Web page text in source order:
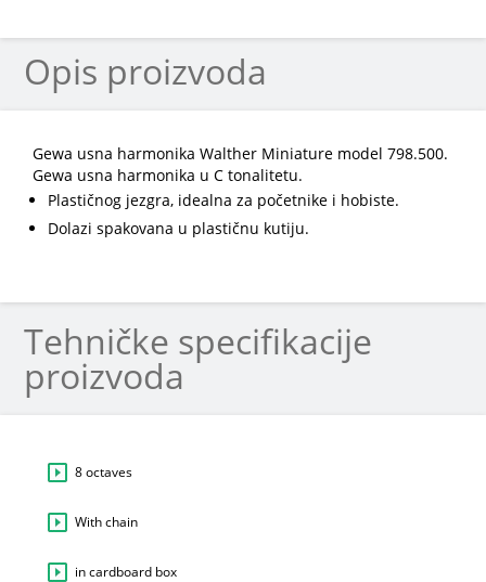
Opis proizvoda
Gewa usna harmonika Walther Miniature model 798.500.
Gewa usna harmonika u C tonalitetu.
Plastičnog jezgra, idealna za početnike i hobiste.
Dolazi spakovana u plastičnu kutiju.
Tehničke specifikacije
proizvoda
8 octaves
With chain
in cardboard box